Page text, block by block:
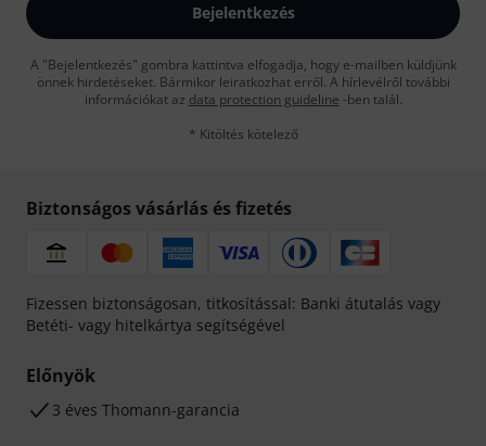
Bejelentkezés
A "Bejelentkezés" gombra kattintva elfogadja, hogy e-mailben küldjünk
önnek hirdetéseket. Bármikor leiratkozhat erről. A hírlevélről további
információkat az data protection guideline -ben talál.
* Kitöltés kötelező
Biztonságos vásárlás és fizetés
Fizessen biztonságosan, titkosítással: Banki átutalás vagy
Betéti- vagy hitelkártya segítségével
Előnyök
3 éves Thomann-garancia